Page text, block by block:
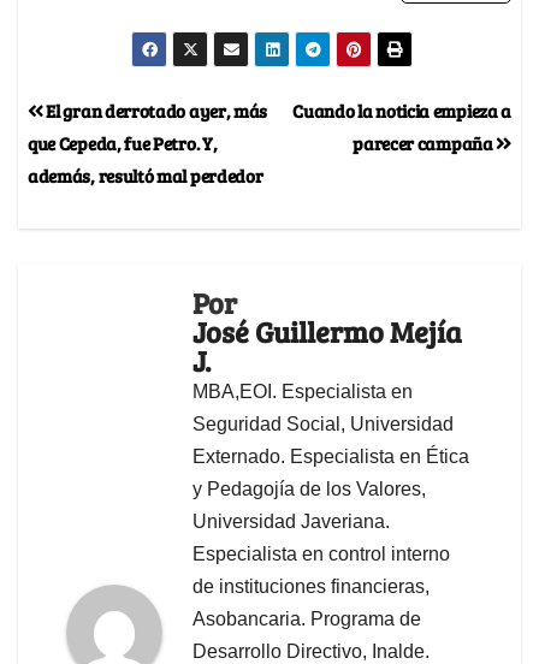
Cuando la noticia empieza a
parecer campaña
El gran derrotado ayer, más
que Cepeda, fue Petro. Y,
además, resultó mal perdedor
Por
José Guillermo Mejía
J.
MBA,EOI. Especialista en
Seguridad Social, Universidad
Externado. Especialista en Ética
y Pedagojía de los Valores,
Universidad Javeriana.
Especialista en control interno
de instituciones financieras,
Asobancaria. Programa de
Desarrollo Directivo, Inalde.